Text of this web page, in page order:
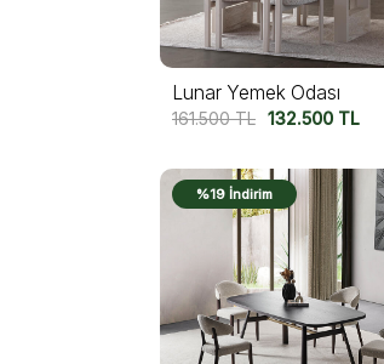
Lunar Yemek Odası
161.500TL 132.500 TL
%19 İndirim